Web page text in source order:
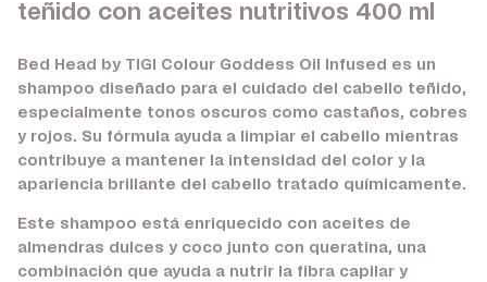
teñido con aceites nutritivos 400 ml
Bed Head by TIGI Colour Goddess Oil Infused es un
shampoo diseñado para el cuidado del cabello teñido,
especialmente tonos oscuros como castaños, cobres
y rojos. Su fórmula ayuda a limpiar el cabello mientras
contribuye a mantener la intensidad del color y la
apariencia brillante del cabello tratado químicamente.
Este shampoo está enriquecido con aceites de
almendras dulces y coco junto con queratina, una
combinación que ayuda a nutrir la fibra capilar y